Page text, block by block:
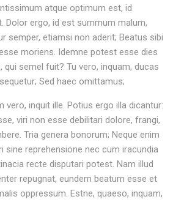
atque optimum est, id
Dolor ergo, id est summum malum,
semper, etiamsi non aderit; Beatus sibi
moriens. Idemne potest esse dies
qui semel fuit? Tu vero, inquam, ducas
Sed haec omittamus;
vero, inquit ille. Potius ergo illa dicantur:
viri non esse debilitari dolore, frangi,
Tria genera bonorum; Neque enim
sine reprehensione nec cum iracundia
recte disputari potest. Nam illud
repugnat, eundem beatum esse et
oppressum. Estne, quaeso, inquam,